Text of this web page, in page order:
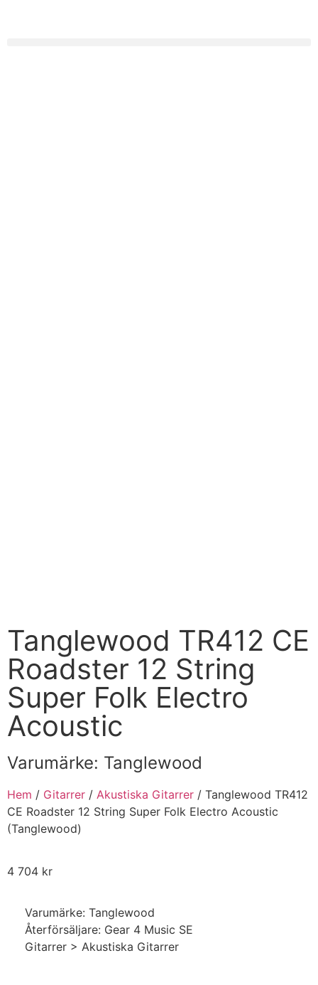
Tanglewood TR412 CE
Roadster 12 String
Super Folk Electro
Acoustic
Varumärke: Tanglewood
Hem / Gitarrer / Akustiska Gitarrer / Tanglewood TR412
CE Roadster 12 String Super Folk Electro Acoustic
(Tanglewood)
4 704 kr
Varumärke: Tanglewood
Återförsäljare: Gear 4 Music SE
Gitarrer > Akustiska Gitarrer